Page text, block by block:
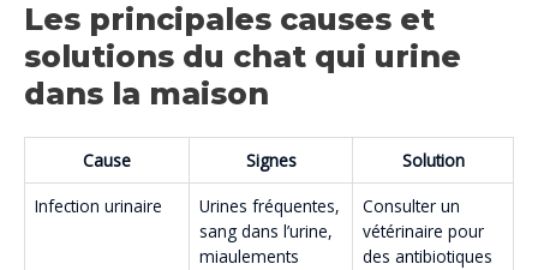
Les principales causes et
solutions du chat qui urine
dans la maison
Cause Signes
Solution
Infection urinaire
Urines fréquentes,
sang dans l’urine,
miaulements
Consulter un
vétérinaire pour
des antibiotiques